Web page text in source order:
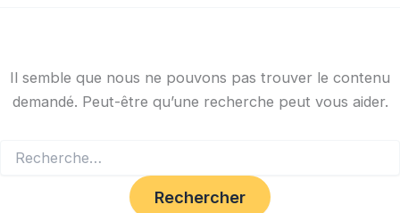
Il semble que nous ne pouvons pas trouver le contenu
demandé. Peut-être qu’une recherche peut vous aider.